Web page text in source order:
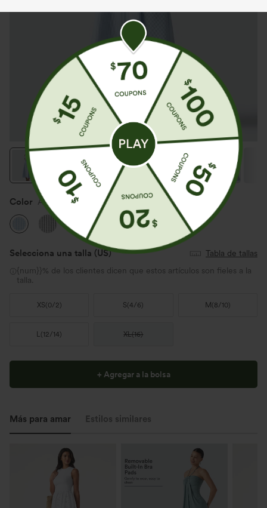
Color Azure White Stripe
Selecciona una talla (US)
Tabla de tallas
{num}}% de los clientes dicen que estos artículos son fieles a la
talla.
XS(0/2) S(4/6) M (8/10)
L(12/14) XL(16)
+ Agregar a la bolsa
Más para amar Estilos similares